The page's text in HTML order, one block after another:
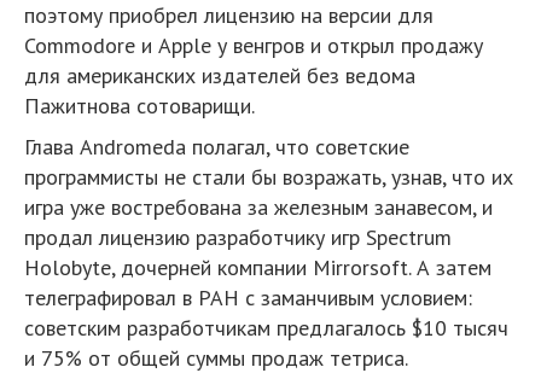
поэтому приобрел лицензию на версии для
Commodore и Apple у венгров и открыл продажу
для американских издателей без ведома
Пажитнова сотоварищи.
Глава Andromeda полагал, что советские
программисты не стали бы возражать, узнав, что их
игра уже востребована за железным занавесом, и
продал лицензию разработчику игр Spectrum
Holobyte, дочерней компании Mirrorsoft. А затем
телеграфировал в РАН с заманчивым условием:
советским разработчикам предлагалось $10 тысяч
и 75% от общей суммы продаж тетриса.